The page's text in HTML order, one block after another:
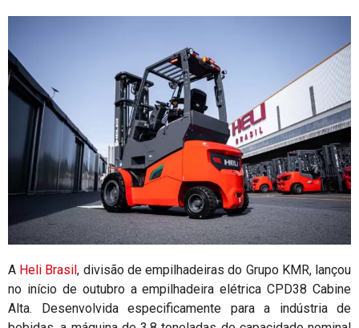
A Heli Brasil, divisão de empilhadeiras do Grupo KMR, lançou
no início de outubro a empilhadeira elétrica CPD38 Cabine
Alta. Desenvolvida especificamente para a indústria de